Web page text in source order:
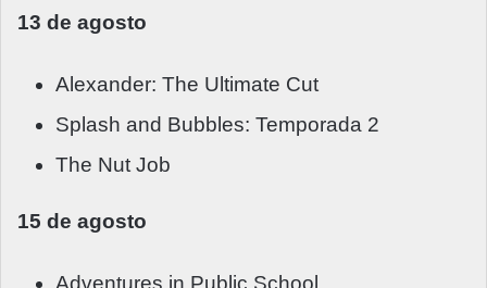
13 de agosto
Alexander: The Ultimate Cut
Splash and Bubbles: Temporada 2
The Nut Job
15 de agosto
Adventures in Public School